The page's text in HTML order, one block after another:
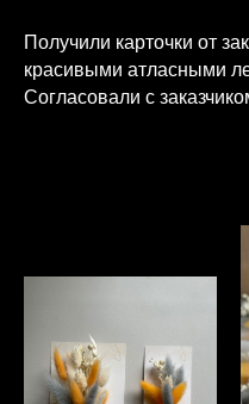
Получили карточки от
красивыми атласными
Согласовали с